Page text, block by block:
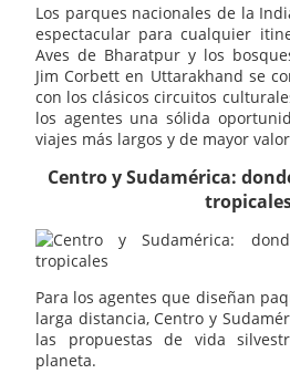
Los parques nacionales de la
espectacular para cualquier
Aves de Bharatpur y los
Jim Corbett en Uttarakhand se
con los clásicos circuitos
los agentes una sólida
viajes más largos y de mayor
Centro y Sudamérica:
Para los agentes que diseñan
larga distancia, Centro y
las propuestas de vida
planeta.